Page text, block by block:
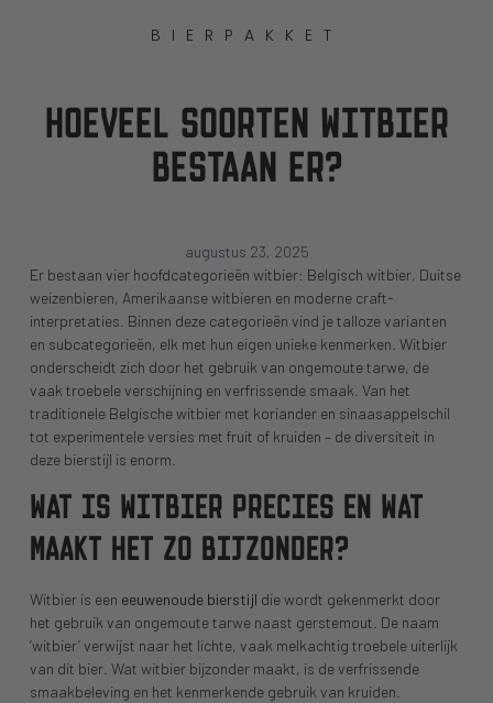
BIERPAKKET
HOEVEEL SOORTEN WITBIER
BESTAAN ER?
augustus 23, 2025
Er bestaan vier hoofdcategorieën witbier: Belgisch witbier, Duitse
weizenbieren, Amerikaanse witbieren en moderne craft-
interpretaties. Binnen deze categorieën vind je talloze varianten
en subcategorieën, elk met hun eigen unieke kenmerken. Witbier
onderscheidt zich door het gebruik van ongemoute tarwe, de
vaak troebele verschijning en verfrissende smaak. Van het
traditionele Belgische witbier met koriander en sinaasappelschil
tot experimentele versies met fruit of kruiden – de diversiteit in
deze bierstijl is enorm.
WAT IS WITBIER PRECIES EN WAT
MAAKT HET ZO BIJZONDER?
Witbier is een eeuwenoude bierstijl die wordt gekenmerkt door
het gebruik van ongemoute tarwe naast gerstemout. De naam
‘witbier’ verwijst naar het lichte, vaak melkachtig troebele uiterlijk
van dit bier. Wat witbier bijzonder maakt, is de verfrissende
smaakbeleving en het kenmerkende gebruik van kruiden.